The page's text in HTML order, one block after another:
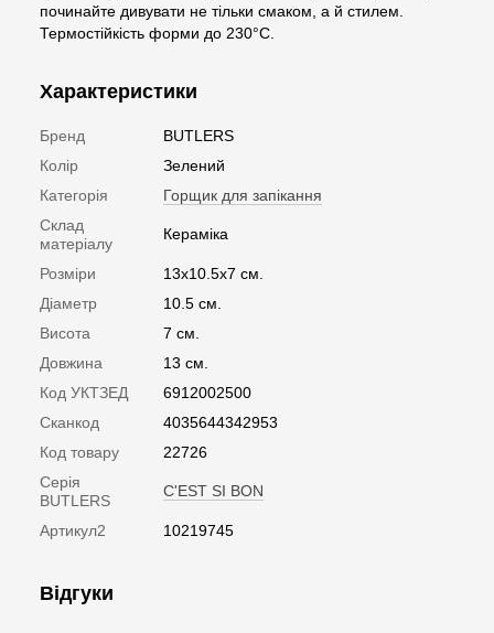
починайте дивувати не тільки смаком, а й стилем.
Термостійкість форми до 230°С.
Характеристики
Бренд
BUTLERS
Колір
Зелений
Категорія
Горщик для запікання
Склад
матеріалу
Кераміка
Розміри
13x10.5x7 см.
Діаметр
10.5 см.
Висота
7 см.
Довжина
13 см.
Код УКТЗЕД
6912002500
Сканкод
4035644342953
Код товару
22726
Серія
BUTLERS
C'EST SI BON
Артикул2 10219745
Відгуки